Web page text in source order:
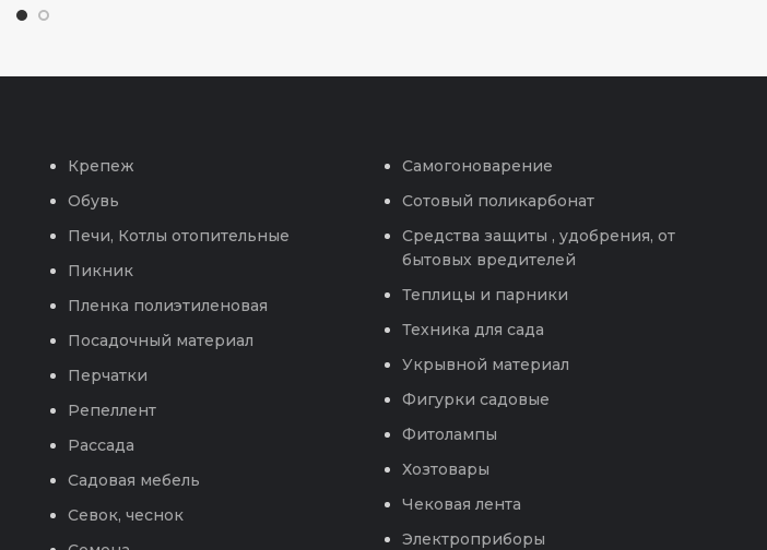
Крепеж
Обувь
Печи, Котлы отопительные
Пикник
Пленка полиэтиленовая
Посадочный материал
Перчатки
Репеллент
Рассада
Садовая мебель
Севок, чеснок
Самогоноварение
Сотовый поликарбонат
Средства защиты , удобрения, от
бытовых вредителей
Теплицы и парники
Техника для сада
Укрывной материал
Фигурки садовые
Фитолампы
Хозтовары
Чековая лента
Электроприборы